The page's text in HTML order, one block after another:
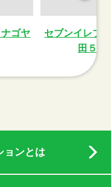
ゴヤ
セブンイレブ
田５丁
ョンとは